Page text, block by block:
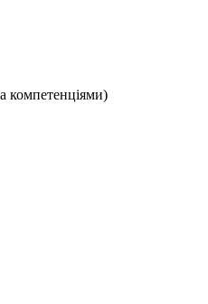
компетенціями)